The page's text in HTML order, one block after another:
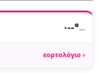
·--°—
εορτολόγιο ›